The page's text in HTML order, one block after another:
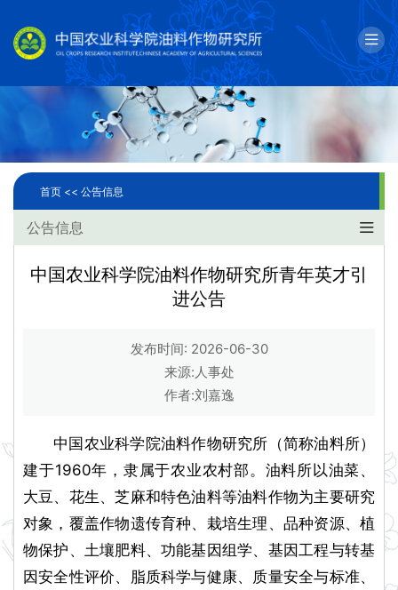
English 邮箱
科学研究
人才队伍
首页 << 公告信息
公告信息
中国农业科学院油料作物研究所青年英才引
进公告
发布时间: 2026-06-30
来源:人事处
作者:刘嘉逸
中国农业科学院油料作物研究所（简称油料所）
建于1960年，隶属于农业农村部。油料所以油菜、
大豆、花生、芝麻和特色油料等油料作物为主要研究
对象，覆盖作物遗传育种、栽培生理、品种资源、植
物保护、土壤肥料、功能基因组学、基因工程与转基
因安全性评价、脂质科学与健康、质量安全与标准、